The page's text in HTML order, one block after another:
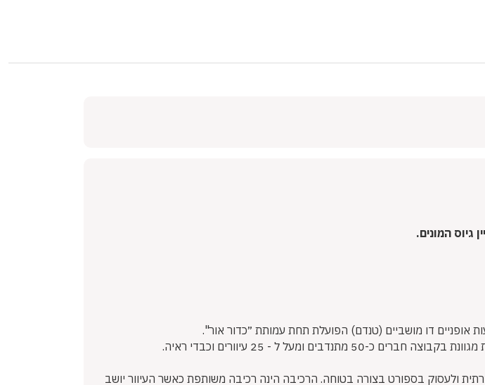
גיוס המונים.
אופניים דו מושביים (טנדם) הפועלת תחת עמותת ״כדור אור".
ולעסוק בספורט בצורה בטוחה. הרכיבה הינה רכיבה משותפת כאשר העיוור יושב